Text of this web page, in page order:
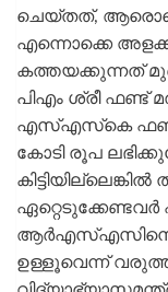
ചെയ്തത്,
എന്നൊക്കെ
കത്തയക്കുന്നത്
പിഎം ശ്രീ ഫണ്ട്
എസ്എസ്‌കെ ഫണ്ട്
കോടി രൂപ
ആര്‍എസ്എസിനെ
ഉള്ളൂവെന്ന്